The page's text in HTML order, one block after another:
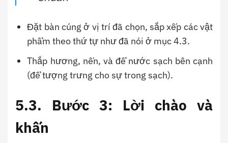
Đặt bàn cúng ở vị trí đã chọn, sắp xếp các vật
phẩm theo thứ tự như đã nói ở mục 4.3.
Thắp hương, nến, và để nước sạch bên cạnh
(để tượng trưng cho sự trong sạch).
5.3. Bước 3: Lời chào và
khấn